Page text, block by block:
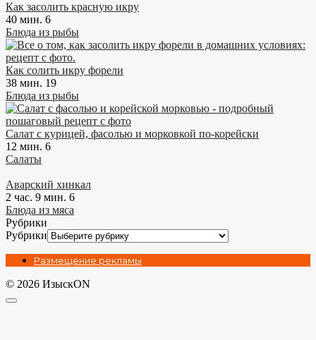
Как засолить красную икру
40 мин. 6
Блюда из рыбы
Как солить икру форели
38 мин. 19
Блюда из рыбы
Салат с курицей, фасолью и морковкой по-корейски
12 мин. 6
Салаты
Аварский хинкал
2 час. 9 мин. 6
Блюда из мяса
Рубрики
Рубрики
Размещение рекламы
© 2026 ИзыскON